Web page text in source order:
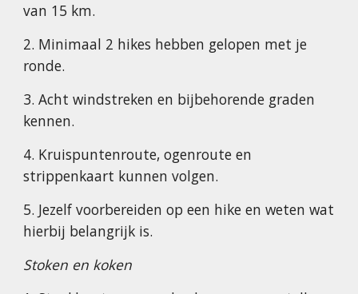
van 15 km.
2. Minimaal 2 hikes hebben gelopen met je
ronde.
3. Acht windstreken en bijbehorende graden
kennen.
4. Kruispuntenroute, ogenroute en
strippenkaart kunnen volgen.
5. Jezelf voorbereiden op een hike en weten wat
hierbij belangrijk is.
Stoken en koken